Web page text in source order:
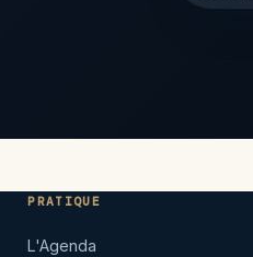
PRATIQUE
L'Agenda